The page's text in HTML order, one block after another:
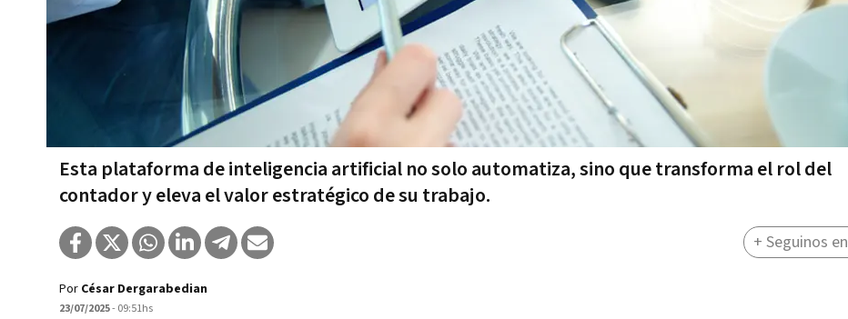
Esta plataforma de inteligencia artificial no solo automatiza, sino que transforma el rol del
contador y eleva el valor estratégico de su trabajo.
Por César Dergarabedian
23/07/2025- 09:51hs
+ Seguinos en